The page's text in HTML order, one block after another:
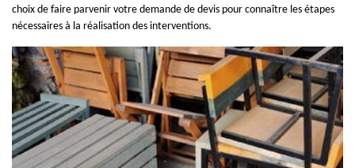
choix de faire parvenir votre demande de devis pour connaître les étapes
nécessaires à la réalisation des interventions.